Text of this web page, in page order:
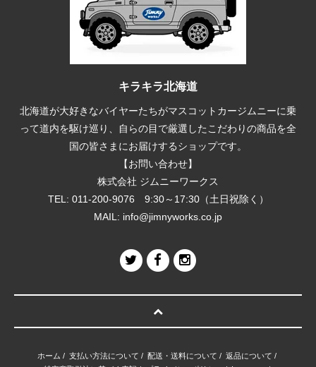
キラキラ北海道
北海道が大好きなバイヤーたちがマスコットカージムニーに乗
って道内を駆け巡り、自らの目で厳選したこだわりの商品を全
国の皆さまにお届けするショップです。
【お問い合わせ】
株式会社 ジムニーワークス
TEL: 011-200-9076 9:30～17:30（土日祝除く）
MAIL: info@jimnyworks.co.jp
ホーム / 支払い方法について / 配送・送料について / 返品について /